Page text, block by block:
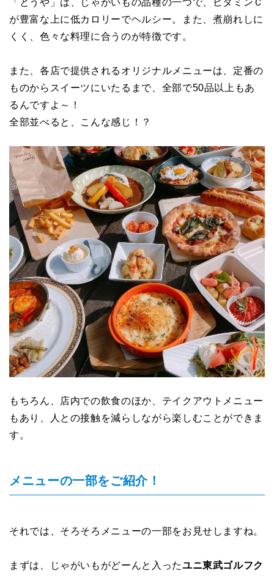
が豊富な上に低カロリーでヘルシー。また、煮崩れしに
くく、色々な料理に合うのが特徴です。
また、各店で提供されるオリジナルメニューは、定番の
ものからスイーツにいたるまで、全部で50品以上もあ
るんですよ～！
全部並べると、こんな感じ！？
もちろん、店内での飲食のほか、テイクアウトメニュー
もあり、人との接触を減らしながら楽しむことができま
す。
メニューの一部をご紹介！
それでは、そろそろメニューの一部をお見せしますね。
まずは、じゃがいもがどーんと入ったユニ東武ゴルフク